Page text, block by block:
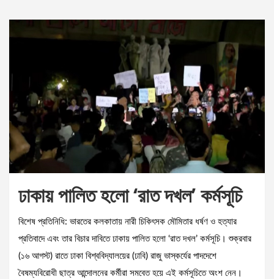
ঢাকায় পালিত হলো ‘রাত দখল’ কর্মসূচি
বিশেষ প্রতিনিধি: ভারতের কলকাতায় নারী চিকিৎসক মৌমিতার ধর্ষণ ও হত্যার
প্রতিবাদে এবং তার বিচার দাবিতে ঢাকায় পালিত হলো ‘রাত দখল’ কর্মসূচি। শুক্রবার
(১৬ আগস্ট) রাতে ঢাকা বিশ্ববিদ্যালয়ের (ঢাবি) রাজু ভাস্কর্যের পাদদেশে
বৈষম্যবিরোধী ছাত্র আন্দোলনের কর্মীরা সমবেত হয়ে এই কর্মসূচিতে অংশ নেন।